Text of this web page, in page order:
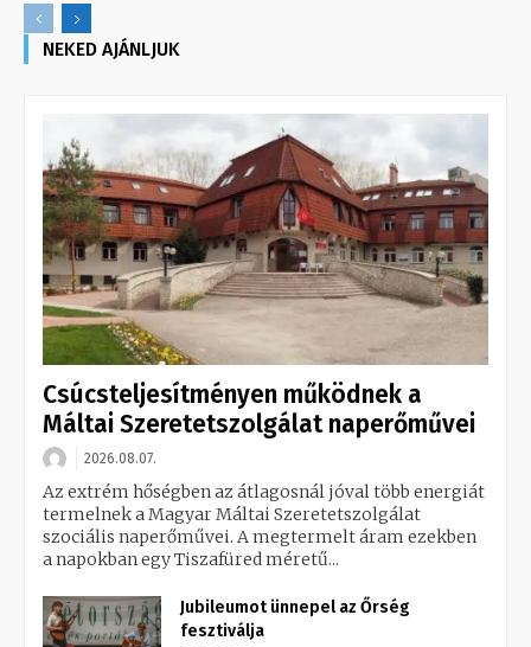
NEKED AJÁNLJUK
Csúcsteljesítményen működnek a
Máltai Szeretetszolgálat naperőművei
2026.08.07.
Az extrém hőségben az átlagosnál jóval több energiát
termelnek a Magyar Máltai Szeretetszolgálat
szociális naperőművei. A megtermelt áram ezekben
a napokban egy Tiszafüred méretű...
Jubileumot ünnepel az Őrség
fesztiválja